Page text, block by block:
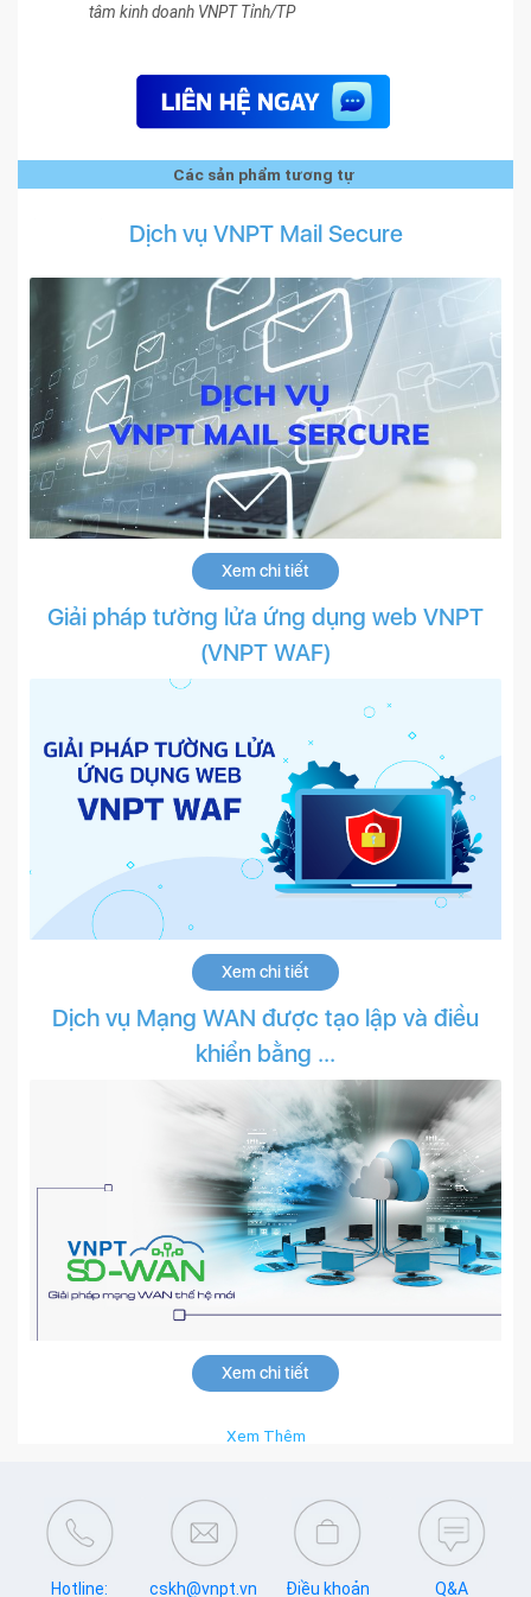
tâm kinh doanh VNPT Tỉnh/TP
Các sản phẩm tương tự
Dịch vụ VNPT Mail Secure
Xem chi tiết
Giải pháp tường lửa ứng dụng web VNPT
(VNPT WAF)
Xem chi tiết
Dịch vụ Mạng WAN được tạo lập và điều
khiển bằng ...
Xem chi tiết
Xem Thêm
Hotline:
cskh@vnpt.vn Điều khoản Q&A